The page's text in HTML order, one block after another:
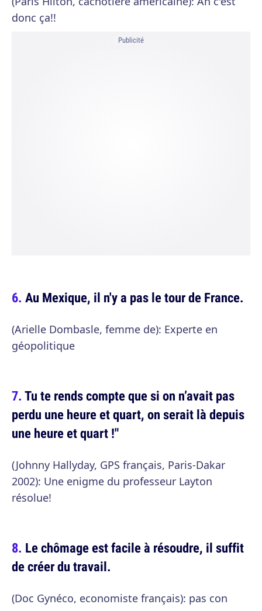
donc ça!!
Publicité
Au Mexique, il n'y a pas le tour de France.
(Arielle Dombasle, femme de): Experte en
géopolitique
Tu te rends compte que si on n’avait pas
perdu une heure et quart, on serait là depuis
une heure et quart !"
(Johnny Hallyday, GPS français, Paris-Dakar
2002): Une enigme du professeur Layton
résolue!
Le chômage est facile à résoudre, il suffit
de créer du travail.
(Doc Gynéco, economiste français): pas con